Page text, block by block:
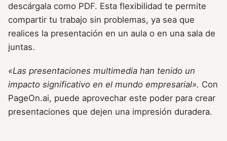
descárgala como PDF. Esta flexibilidad te permite
compartir tu trabajo sin problemas, ya sea que
realices la presentación en un aula o en una sala de
juntas.
«Las presentaciones multimedia han tenido un
impacto significativo en el mundo empresarial». Con
PageOn.ai, puede aprovechar este poder para crear
presentaciones que dejen una impresión duradera.